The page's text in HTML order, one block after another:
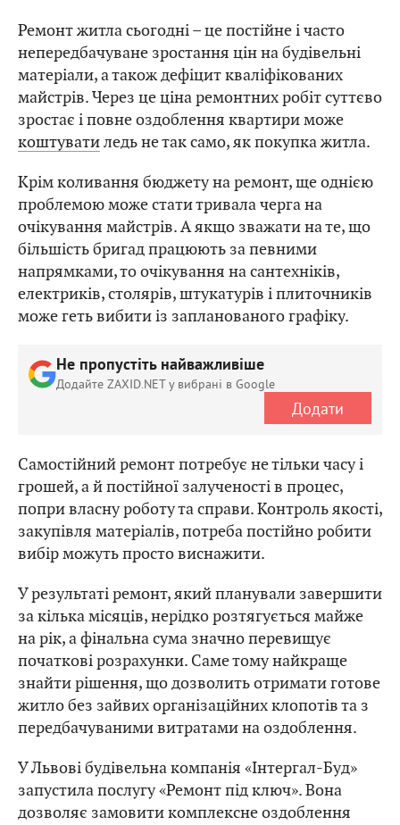
Ремонт житла сьогодні – це постійне і часто
непередбачуване зростання цін на будівельні
матеріали, а також дефіцит кваліфікованих
майстрів. Через це ціна ремонтних робіт суттєво
зростає і повне оздоблення квартири може
коштуватиледь не так само, як покупка житла.
Крім коливання бюджету на ремонт, ще однією
проблемою може стати тривала черга на
очікування майстрів. А якщо зважати на те, що
більшість бригад працюють за певними
напрямками, то очікування на сантехніків,
електриків, столярів, штукатурів і плиточників
може геть вибити із запланованого графіку.
Не пропустіть найважливіше
Додайте ZAXID.NET у вибрані в Google
Додати
Самостійний ремонт потребує не тільки часу і
грошей, а й постійної залученості в процес,
попри власну роботу та справи. Контроль якості,
закупівля матеріалів, потреба постійно робити
вибір можуть просто виснажити.
У результаті ремонт, який планували завершити
за кілька місяців, нерідко розтягується майже
на рік, а фінальна сума значно перевищує
початкові розрахунки. Саме тому найкраще
знайти рішення, що дозволить отримати готове
житло без зайвих організаційних клопотів та з
передбачуваними витратами на оздоблення.
У Львові будівельна компанія «Інтергал-Буд»
запустила послугу «Ремонт під ключ». Вона
дозволяє замовити комплексне оздоблення